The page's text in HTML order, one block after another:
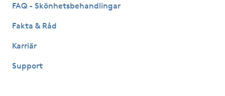
Gruppträning
H
FAQ - Skönhetsbehandlingar
Fakta & Råd
Karriär
Support